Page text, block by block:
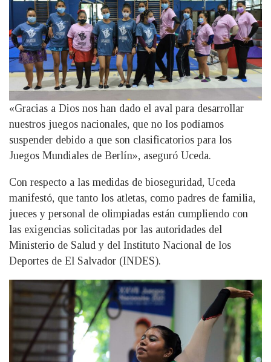
«Gracias a Dios nos han dado el aval para desarrollar
nuestros juegos nacionales, que no los podíamos
suspender debido a que son clasificatorios para los
Juegos Mundiales de Berlín», aseguró Uceda.
Con respecto a las medidas de bioseguridad, Uceda
manifestó, que tanto los atletas, como padres de familia,
jueces y personal de olimpiadas están cumpliendo con
las exigencias solicitadas por las autoridades del
Ministerio de Salud y del Instituto Nacional de los
Deportes de El Salvador (INDES).